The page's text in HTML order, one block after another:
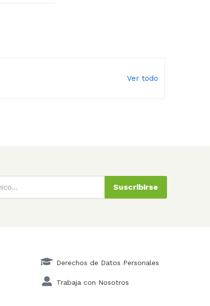
Ver todo
Suscribirse
Derechos de Datos Personales
Trabaja con Nosotros